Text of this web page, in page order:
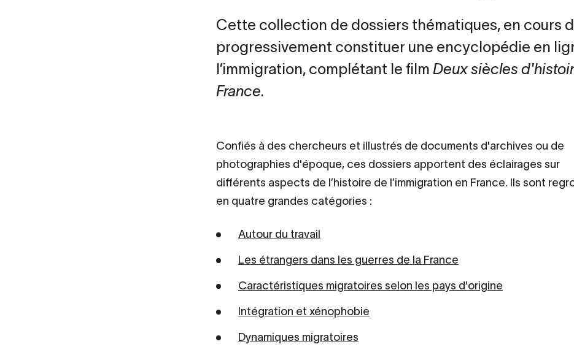
Cette collection de dossiers thématiques, en cours
progressivement constituer une encyclopédie en
l’immigration, complétant le film Deux siècles
France.
Confiés à des chercheurs et illustrés de documents d'archives ou de
photographies d'époque, ces dossiers apportent des éclairages sur
différents aspects de l’histoire de l’immigration en France. Ils sont
en quatre grandes catégories :
Autour du travail
Les étrangers dans les guerres de la France
Caractéristiques migratoires selon les pays d'origine
Intégration et xénophobie
Dynamiques migratoires